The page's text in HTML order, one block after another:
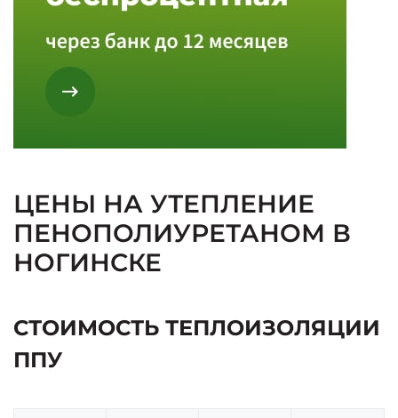
ЦЕНЫ НА УТЕПЛЕНИЕ
ПЕНОПОЛИУРЕТАНОМ В
НОГИНСКЕ
СТОИМОСТЬ ТЕПЛОИЗОЛЯЦИИ
ППУ